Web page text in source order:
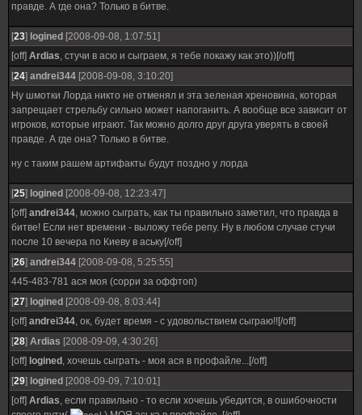
правде. А где она? Только в битве.
[23] logined [2008-09-08, 1:07:51]
[off] Ardias, стучи в асю и сыграем, я тебе покажу как это))[/off]
[24] andrei344 [2008-09-08, 3:10:20]
Ну шмотки Лорда никто не отменял и эта зеленая хреновина, которая
запрещает стрельбу сильно может напоганить. А вообще все зависит от
игроков, которые играют. Так можно долго друг друга уверять в своей
правде. А где она? Только в битве.
ну с таким рашем артифакты будут поздно у лорда
[25] logined [2008-09-08, 12:23:47]
[off] andrei344, можно сыграть, как ты правильно заметил, что правда в
битве! Если нет времени - выложу тебе репу. Ну в любом случае стучи
после 10 вечера по Киеву в аську[/off]
[26] andrei344 [2008-09-08, 5:25:55]
445-483-781 ася моя (сорри за оффтоп)
[27] logined [2008-09-08, 8:03:44]
[off] andrei344, ок, будет время - с удовольствием сыграю!![/off]
[28] Ardias [2008-09-09, 4:30:26]
[off] logined , хочешь сыграть - моя ася в профайле...[/off]
[29] logined [2008-09-09, 7:10:01]
[off] Ardias, если правильно - то если хочешь убедится, в ошибочности